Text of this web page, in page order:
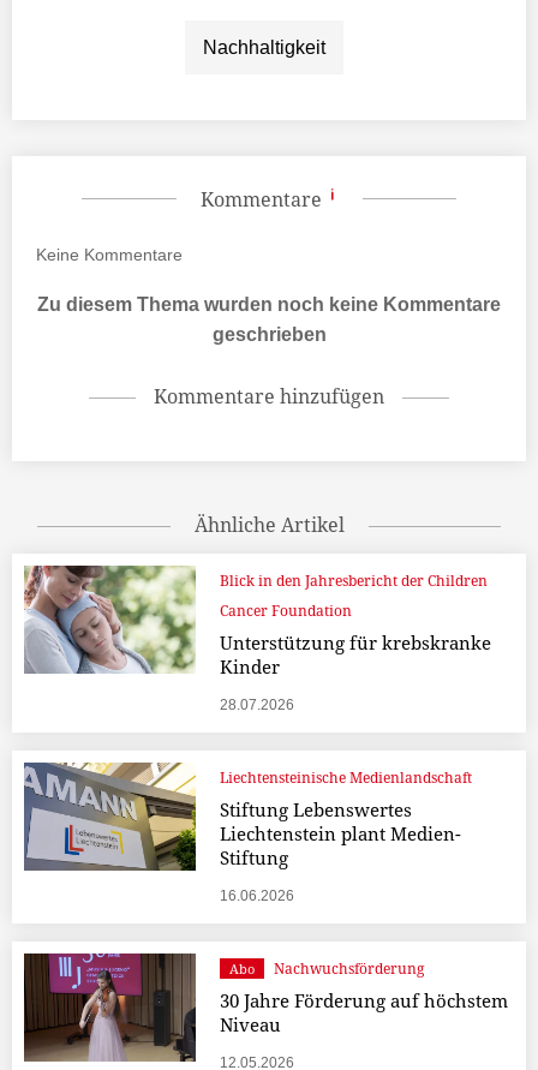
Nachhaltigkeit
Kommentare
Keine Kommentare
Zu diesem Thema wurden noch keine Kommentare
geschrieben
Kommentare hinzufügen
Ähnliche Artikel
Blick in den Jahresbericht der Children
Cancer Foundation
Unterstützung für krebskranke
Kinder
28.07.2026
Liechtensteinische Medienlandschaft
Stiftung Lebenswertes
Liechtenstein plant Medien-
Stiftung
16.06.2026
Abo Nachwuchsförderung
30 Jahre Förderung auf höchstem
Niveau
12.05.2026